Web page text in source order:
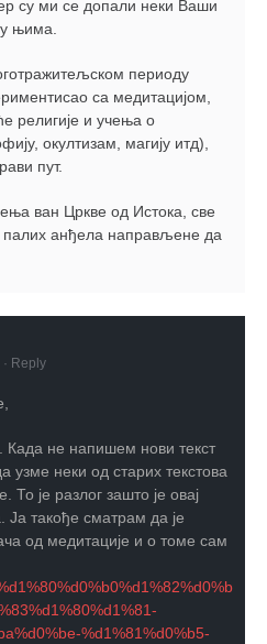
су ми се допали неки Ваши
њима.
периоду
са медитацијом,
религије и учења о
окултизам, магију итд),
пут.
ван Цркве од Истока, све
палих анђела направљене да
· Reply
не напишем нови текст
узме неки од старих текстова
је разлог зашто је овај
Ја такође сматрам да је
од медитације и о томе сам
%d1%81%d0%b5-